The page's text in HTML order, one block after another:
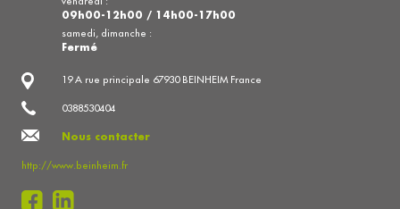
19 A rue principale 67930 BEINHEIM France
0388530404
Nous contacter
http://www.beinheim.fr
09h00-12h00 / 14h00-17h00
samedi, dimanche :
Fermé